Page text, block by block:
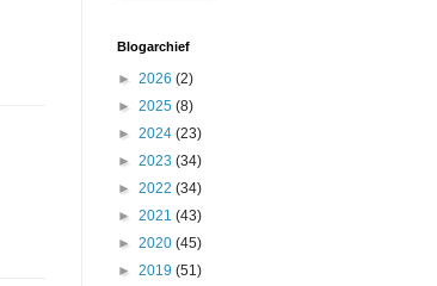
Blogarchief
► 2026 (2)
► 2025 (8)
► 2024 (23)
► 2023 (34)
► 2022 (34)
► 2021 (43)
► 2020 (45)
► 2019 (51)